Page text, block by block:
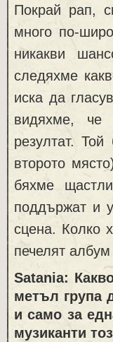
Покрай рап,
много по-
никакви
следяхме
иска да
видяхме, че
резултат.
второто
бяхме
поддържат и
сцена. Колко
печелят
Satania:
метъл група
и само за
музиканти